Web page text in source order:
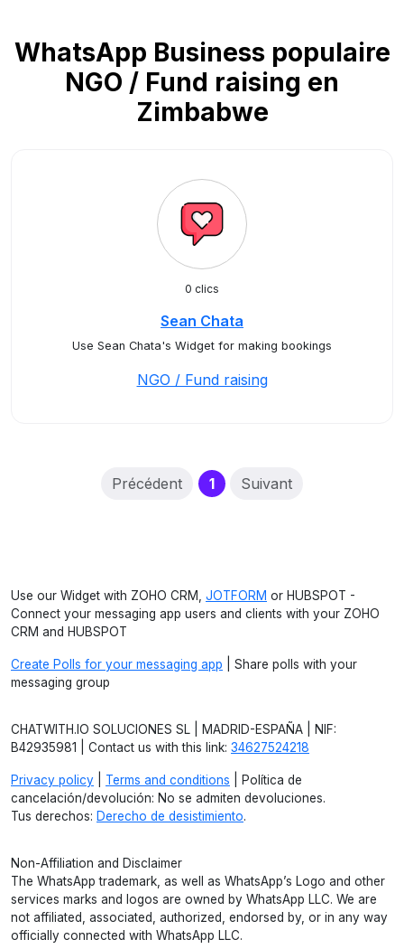
WhatsApp Business populaire
NGO / Fund raising en
Zimbabwe
0 clics
Sean Chata
Use Sean Chata's Widget for making bookings
NGO / Fund raising
Précédent 1(current)
Suivant
Use our Widget with ZOHO CRM, JOTFORM or HUBSPOT -
Connect your messaging app users and clients with your ZOHO
CRM and HUBSPOT
Create Polls for your messaging app | Share polls with your
messaging group
CHATWITH.IO SOLUCIONES SL | MADRID-ESPAÑA | NIF:
B42935981 | Contact us with this link: 34627524218
Privacy policy Terms and conditions | Política de
cancelación/devolución: No se admiten devoluciones.
Tus derechos: Derecho de desistimiento.
Non-Affiliation and Disclaimer
The WhatsApp trademark, as well as WhatsApp’s Logo and other
services marks and logos are owned by WhatsApp LLC. We are
not affiliated, associated, authorized, endorsed by, or in any way
officially connected with WhatsApp LLC.